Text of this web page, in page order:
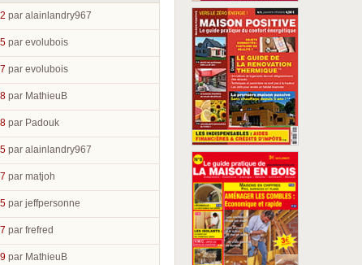
par alainlandry967
par evolubois
par evolubois
par MathieuB
par Padouk
par alainlandry967
par matjoh
par jeffpersonne
par frefred
par MathieuB